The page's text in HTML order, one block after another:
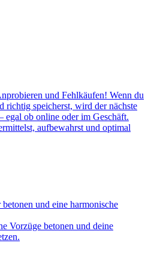
und Fehlkäufen! Wenn du
richtig speicherst, wird der nächste
egal ob online oder im Geschäft.
aufbewahrst und optimal
und eine harmonische
Vorzüge betonen und deine